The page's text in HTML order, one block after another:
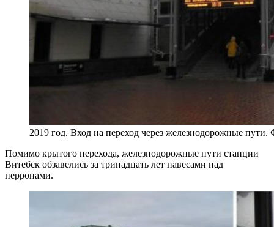
2019 год. Вход на переход через железнодорожные
Помимо крытого перехода, железнодорожные пути станции
Витебск обзавелись за тринадцать лет навесами над
перронами.